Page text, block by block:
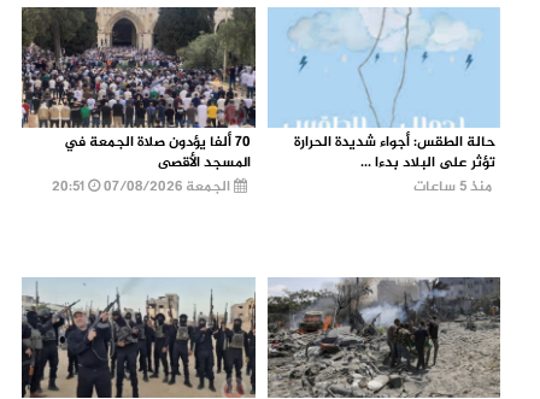
حالة الطقس: أجواء شديدة الحرارة
تؤثر على البلاد بدءا ...
منذ 5 ساعات
70 ألفا يؤدون صلاة الجمعة في
المسجد الأقصى
الجمعة 07/08/2026
20:51